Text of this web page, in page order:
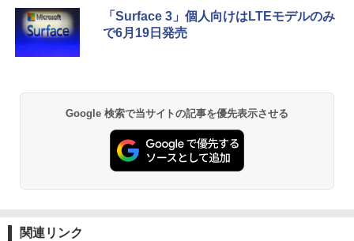
5
【新品】 DELL デル ノートパソコン Del
ffice付き選択可能/ プラチナシルバー
￥99,800
￥22,800
26年最新の超軽量超薄型／モバイルモニ
ター 15.6インチ フルHD 4K 144Hz タッ
チパネル バッテリー内蔵 無線接続 12モ
￥12,480
「Surface 3」個人向けはLTEモデルのみ
で6月19日発売
Google 検索で当サイトの記事を優先表示させる
関連リンク